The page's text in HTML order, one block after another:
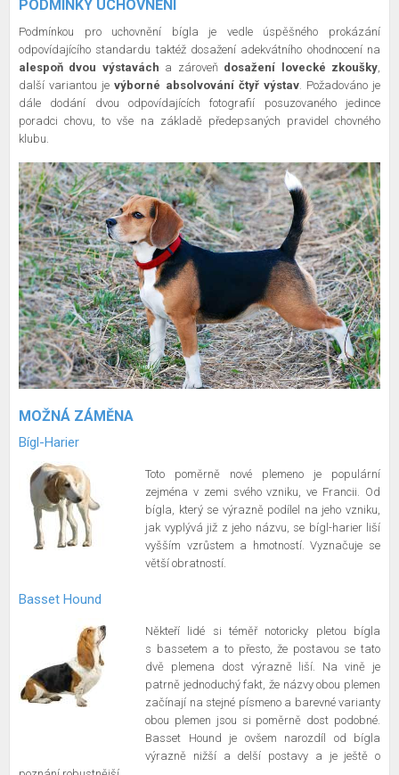
PODMÍNKY UCHOVNĚNÍ
Podmínkou pro uchovnění bígla je vedle úspěšného prokázání
odpovídajícího standardu taktéž dosažení adekvátního ohodnocení na
alespoň dvou výstavách a zároveň dosažení lovecké zkoušky,
další variantou jevýborné absolvování čtyř výstav. Požadováno je
dále dodání dvou odpovídajících fotografií posuzovaného jedince
poradci chovu, to vše na základě předepsaných pravidel chovného
klubu.
MOŽNÁ ZÁMĚNA
Bígl-Harier
Toto poměrně nové plemeno je populární
zejména v zemi svého vzniku, ve Francii. Od
bígla, který se výrazně podílel na jeho vzniku,
jak vyplývá již z jeho názvu, se bígl-harier liší
vyšším vzrůstem a hmotností. Vyznačuje se
větší obratností.
Basset Hound
Někteří lidé si téměř notoricky pletou bígla
s bassetem a to přesto, že postavou se tato
dvě plemena dost výrazně liší. Na vině je
patrně jednoduchý fakt, že názvy obou plemen
začínají na stejné písmeno a barevné varianty
obou plemen jsou si poměrně dost podobné.
Basset Hound je ovšem narozdíl od bígla
výrazně nižší a delší postavy a je ještě o